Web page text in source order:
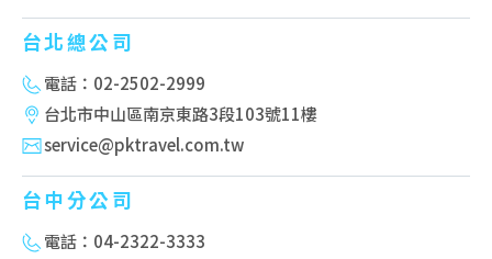
台北總公司
電話：02-2502-2999
台北市中山區南京東路3段103號11樓
service@pktravel.com.tw
台中分公司
電話：04-2322-3333